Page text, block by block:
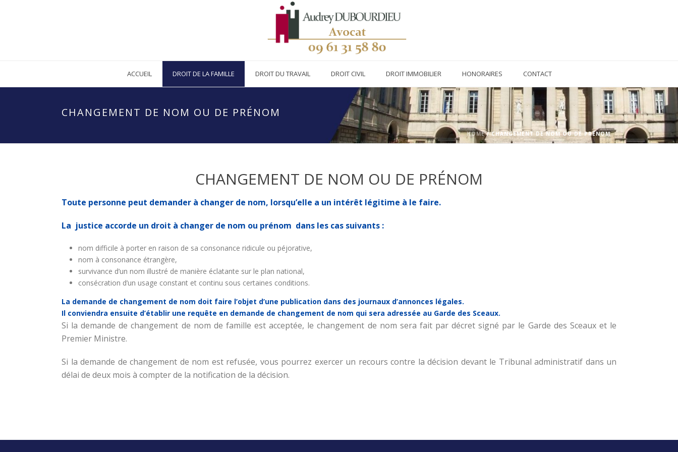
ACCUEIL DROIT DE LA FAMILLE DROIT DU TRAVAIL DROIT CIVIL DROIT IMMOBILIER HONORAIRES CONTACT
CHANGEMENT DE NOM OU DE PRÉNOM
HOME/CHANGEMENT DE NOM OU DE PRÉNOM
CHANGEMENT DE NOM OU DE PRÉNOM
Toute personne peut demander à changer de nom, lorsqu’elle a un intérêt légitime à le faire.
La justice accorde un droit à changer de nom ou prénom dans les cas suivants :
nom difficile à porter en raison de sa consonance ridicule ou péjorative,
nom à consonance étrangère,
survivance d’un nom illustré de manière éclatante sur le plan national,
consécration d’un usage constant et continu sous certaines conditions.
La demande de changement de nom doit faire l’objet d’une publication dans des journaux d’annonces légales.
Il conviendra ensuite d’établir une requête en demande de changement de nom qui sera adressée au Garde des Sceaux.
Si la demande de changement de nom de famille est acceptée, le changement de nom sera fait par décret signé par le Garde des Sceaux et le
Premier Ministre.
Si la demande de changement de nom est refusée, vous pourrez exercer un recours contre la décision devant le Tribunal administratif dans un
délai de deux mois à compter de la notification de la décision.